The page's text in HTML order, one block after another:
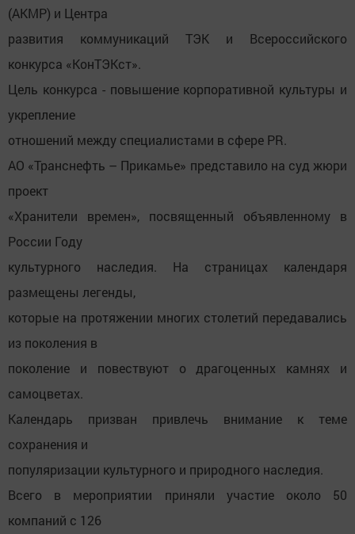
(АКМР) и Центра
развития коммуникаций ТЭК и Всероссийского
конкурса «КонТЭКст».
Цель конкурса - повышение корпоративной культуры и
укрепление
отношений между специалистами в сфере PR.
АО «Транснефть – Прикамье» представило на суд жюри
проект
«Хранители времен», посвященный объявленному в
России Году
культурного наследия. На страницах календаря
размещены легенды,
которые на протяжении многих столетий передавались
из поколения в
поколение и повествуют о драгоценных камнях и
самоцветах.
Календарь призван привлечь внимание к теме
сохранения и
популяризации культурного и природного наследия.
Всего в мероприятии приняли участие около 50
компаний с 126